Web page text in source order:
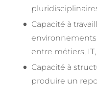
Capacité à
entre métiers,
Capacité à
produire un